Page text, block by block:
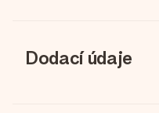
Dodací údaje